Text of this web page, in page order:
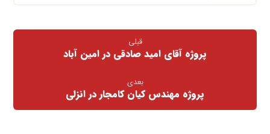
قبلی
پروژه آقای امید صادقی در امین آباد
بعدی
پروژه مهندس کیان کامجار در انزلی